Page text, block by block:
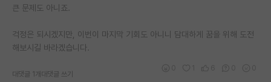
큰 문제도 아니죠.
걱정은 되시겠지만, 이번이 마지막 기회도 아니니 담대하게 꿈을 위해 도전
해보시길 바라겠습니다.
대댓글 1개 대댓글 쓰기